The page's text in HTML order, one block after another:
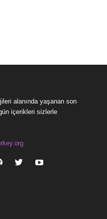
alanında yaşanan son
içerikleri sizlerle